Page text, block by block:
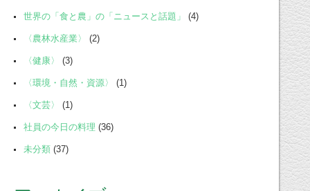
世界の「食と農」の「ニュースと話題」 (4)
〈農林水産業〉 (2)
〈健康〉 (3)
〈環境・自然・資源〉 (1)
〈文芸〉 (1)
社員の今日の料理 (36)
未分類 (37)